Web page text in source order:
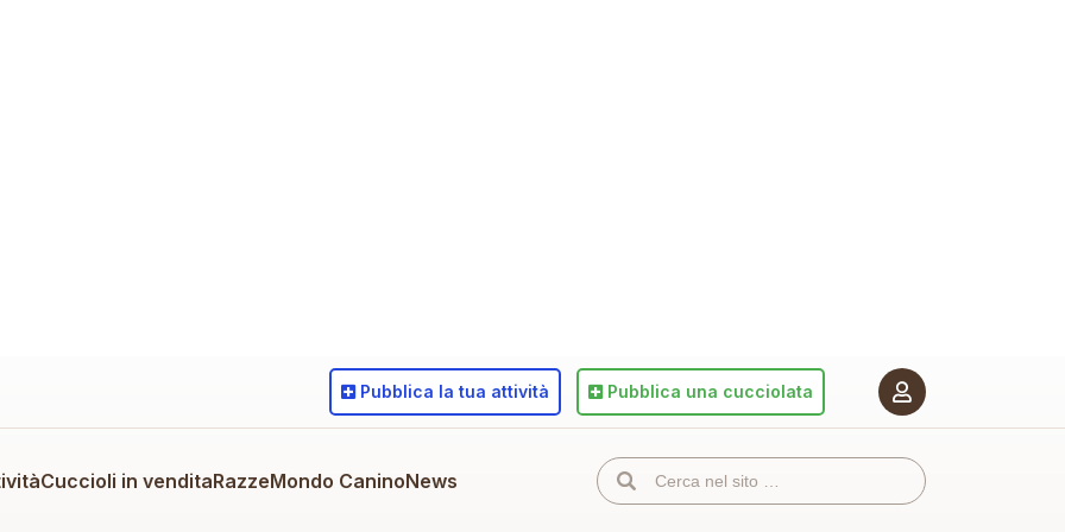
Cuccioli in venditaRazzeMondo CaninoNews
Pubblica la tua attività Pubblica una cucciolata